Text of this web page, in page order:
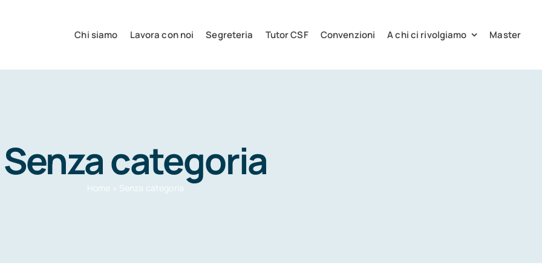
Chi siamo Lavora con noi Segreteria Tutor CSF Convenzioni A chi ci rivolgiamo Master
Senza categoria
Home » Senza categoria